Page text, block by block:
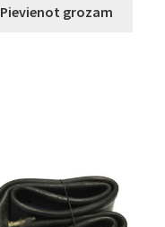
Pievienot grozam